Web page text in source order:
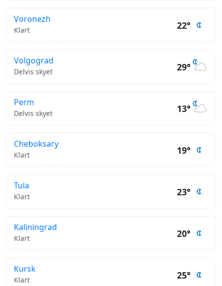
Voronezh
Klart 22°
Volgograd
Delvis skyet 29°
Perm
Delvis skyet 13°
Cheboksary
Klart 19°
Tula
Klart 23°
Kaliningrad
Klart 20°
Kursk
Klart 25°